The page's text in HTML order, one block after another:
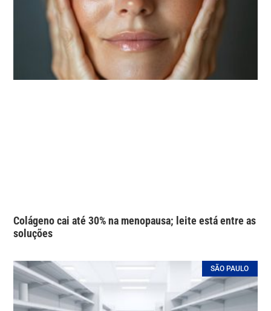
Colágeno cai até 30% na menopausa; leite está entre as
soluções
SÃO PAULO